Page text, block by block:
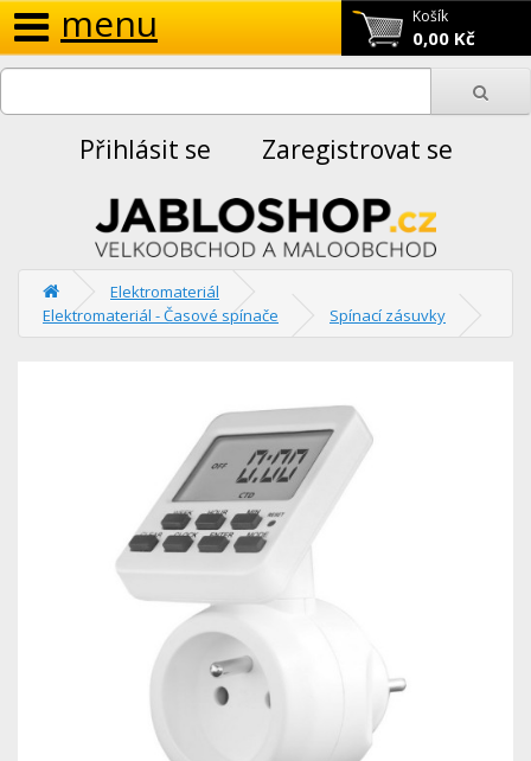
Košík
0,00 Kč
menu
Přihlásit se Zaregistrovat se
Elektromateriál
Elektromateriál - Časové spínače
Spínací zásuvky